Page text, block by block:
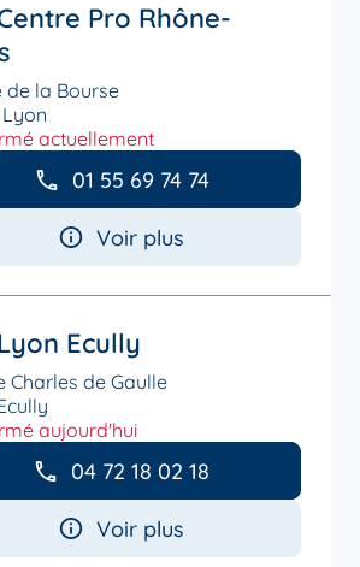
Pro Rhône-
de la Bourse
actuellement
01 55 69 74 74
Voir plus
Ecully
Charles de Gaulle
aujourd'hui
04 72 18 02 18
Voir plus